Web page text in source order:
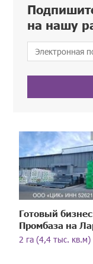
на нашу
Готовый
Промбаза на
2 га (4,4 тыс. кв.м)